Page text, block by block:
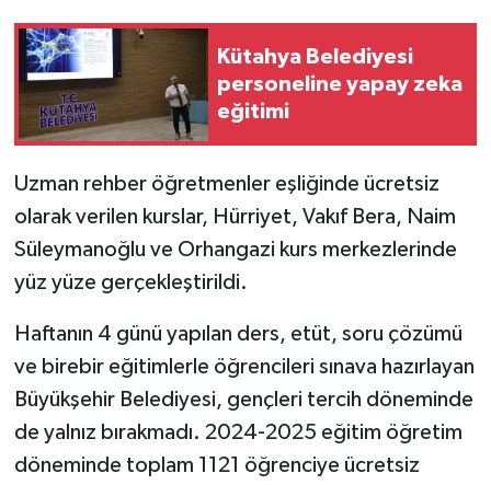
Kütahya Belediyesi
personeline yapay zeka
eğitimi
Uzman rehber öğretmenler eşliğinde ücretsiz
olarak verilen kurslar, Hürriyet, Vakıf Bera, Naim
Süleymanoğlu ve Orhangazi kurs merkezlerinde
yüz yüze gerçekleştirildi.
Haftanın 4 günü yapılan ders, etüt, soru çözümü
ve birebir eğitimlerle öğrencileri sınava hazırlayan
Büyükşehir Belediyesi, gençleri tercih döneminde
de yalnız bırakmadı. 2024-2025 eğitim öğretim
döneminde toplam 1121 öğrenciye ücretsiz